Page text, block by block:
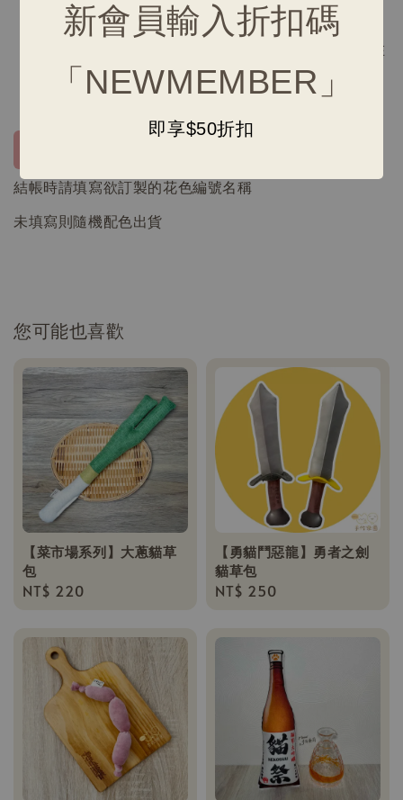
新會員輸入折扣碼
「NEWMEMBER」
即享$50折扣
脖圍、背帶皆可依貓咪身型調整鬆緊
牽繩長度為130CM，握把處為快扣設計，可快速扣在
背包、外出籠、椅子上
結帳時請填寫欲訂製的花色編號名稱
未填寫則隨機配色出貨
您可能也喜歡
【菜市場系列】大蔥貓草
包
Regular
NT$ 220
【勇貓鬥惡龍】勇者之劍
貓草包
Regular
NT$ 250